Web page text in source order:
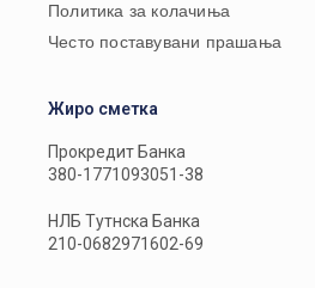
Политика за колачиња
Често поставувани прашања
Жиро сметка
Прокредит Банка
380-1771093051-38
НЛБ Тутнска Банка
210-0682971602-69